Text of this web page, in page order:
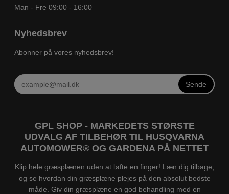
Man - Fre 09:00 - 16:00
Nyhedsbrev
Abonner på vores nyhedsbrev!
Sende
GPL SHOP - MARKEDETS STØRSTE
UDVALG AF TILBEHØR TIL HUSQVARNA
AUTOMOWER® OG GARDENA PÅ NETTET
Klip hele græsplænen uden at løfte en finger! Læn dig tilbage,
og se hvordan din græsplæne plejes på den absolut bedste
måde. Giv din græsplæne en god behandling med en